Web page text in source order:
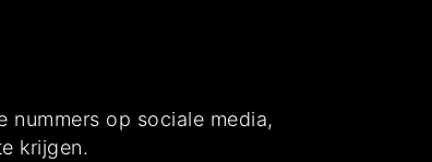
op sociale media,
krijgen.